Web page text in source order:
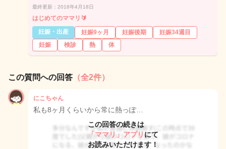
最終更新：2018年4月18日
はじめてのママリ🔰
妊娠・出産
妊娠9ヶ月 妊娠後期
妊娠34週目
妊娠
検診 熱 体
この質問への回答 （全2件）
にこちゃん
私も8ヶ月くらいから常に熱っぽ…
この回答の続きは
「ママリ」アプリ にて
お読みいただけます！